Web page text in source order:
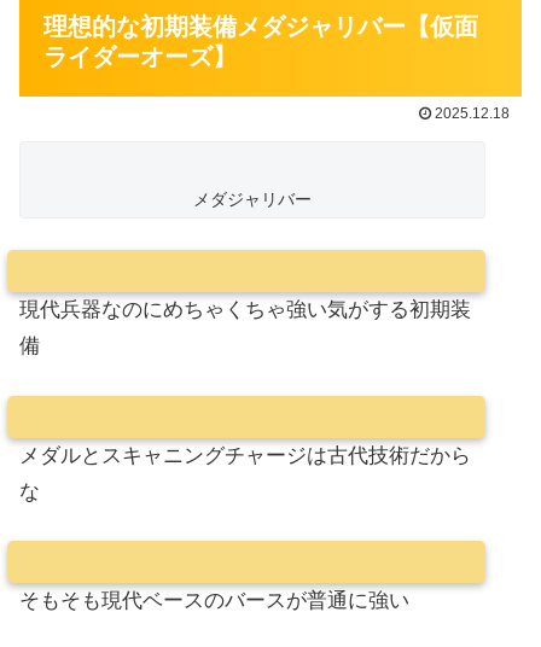
理想的な初期装備メダジャリバー【仮面
ライダーオーズ】
2025.12.18
メダジャリバー
現代兵器なのにめちゃくちゃ強い気がする初期装
備
メダルとスキャニングチャージは古代技術だから
な
そもそも現代ベースのバースが普通に強い